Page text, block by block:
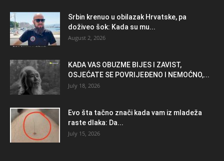
Srbin krenuo u obilazak Hrvatske, pa
doživeo šok: Kada su mu...
August 2, 2026
KADA VAS OBUZME BIJES I ZAVIST,
OSJEĆATE SE POVRIJEĐENO I NEMOĆNO,...
July 18, 2026
Evo šta tačno znači kada vam iz mladeža
raste dlaka: Da...
July 15, 2026